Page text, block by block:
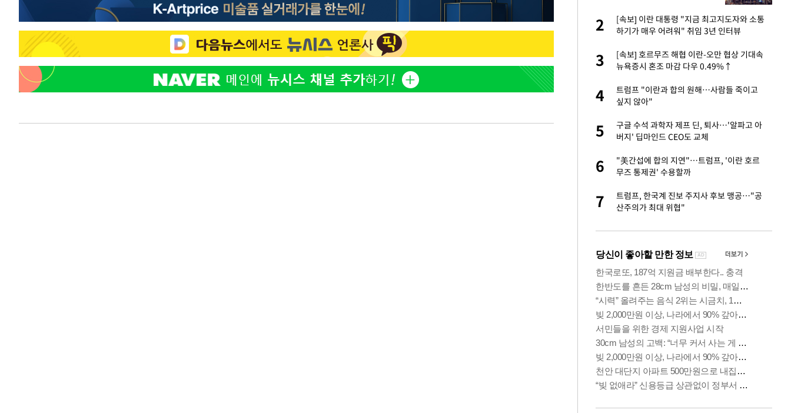
색-12506초 전 >
[속보]산업장관 "美무역법 제301조 과잉생산 결과 발표 8월 중 예
상
-11571초 전 > [속보]전남광주 초대 시민추천 부시장에 백승주·윤난실
-9132초 전 >서울 열대야 15일째 지속…비공식 '초열대야' 30도 넘어
-7699초 전 >
[속보]코스닥, 2.15포인트(0.27%) 내린 797.44 출발
-7682초 전 >[속보]코스피, 119.51포인트(1.81%) 내린 6478.75 개장
-4080초 전 >서울 낮 39도 '폭염중대경보'…40도 관측 가능성도
2
정보석 "황정음 전 남편 서글서글한 인상이
었는데…"
3
정부, 전 산업에 'AI 옷' 입힌다…AI 로봇 연
1000대 보급 추진
4 바다, 워터밤 공개저격 "말이 안 된다"
5 최준희, 또 성형수술 예고 "짝짝이 눈 탈출"
2
[속보] 이란 대통령 "지금 최고지도자와 소통
하기가 매우 어려워" 취임 3년 인터뷰
3
[속보] 호르무즈 해협 이란-오만 협상 기대속
뉴욕증시 혼조 마감 다우 0.49%↑
4
트럼프 "이란과 합의 원해…사람들 죽이고
싶지 않아"
5
구글 수석 과학자 제프 딘, 퇴사…'알파고 아
버지' 딥마인드 CEO도 교체
6
"美간섭에 합의 지연"…트럼프, '이란 호르
무즈 통제권' 수용할까
7
트럼프, 한국계 진보 주지사 후보 맹공…"공
산주의가 최대 위협"